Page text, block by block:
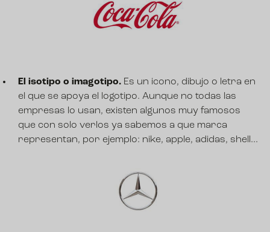
El isotipo o imagotipo. Es un icono, dibujo o letra en
el que se apoya el logotipo. Aunque no todas las
empresas lo usan, existen algunos muy famosos
que con solo verlos ya sabemos a que marca
representan, por ejemplo: nike, apple, adidas, shell...